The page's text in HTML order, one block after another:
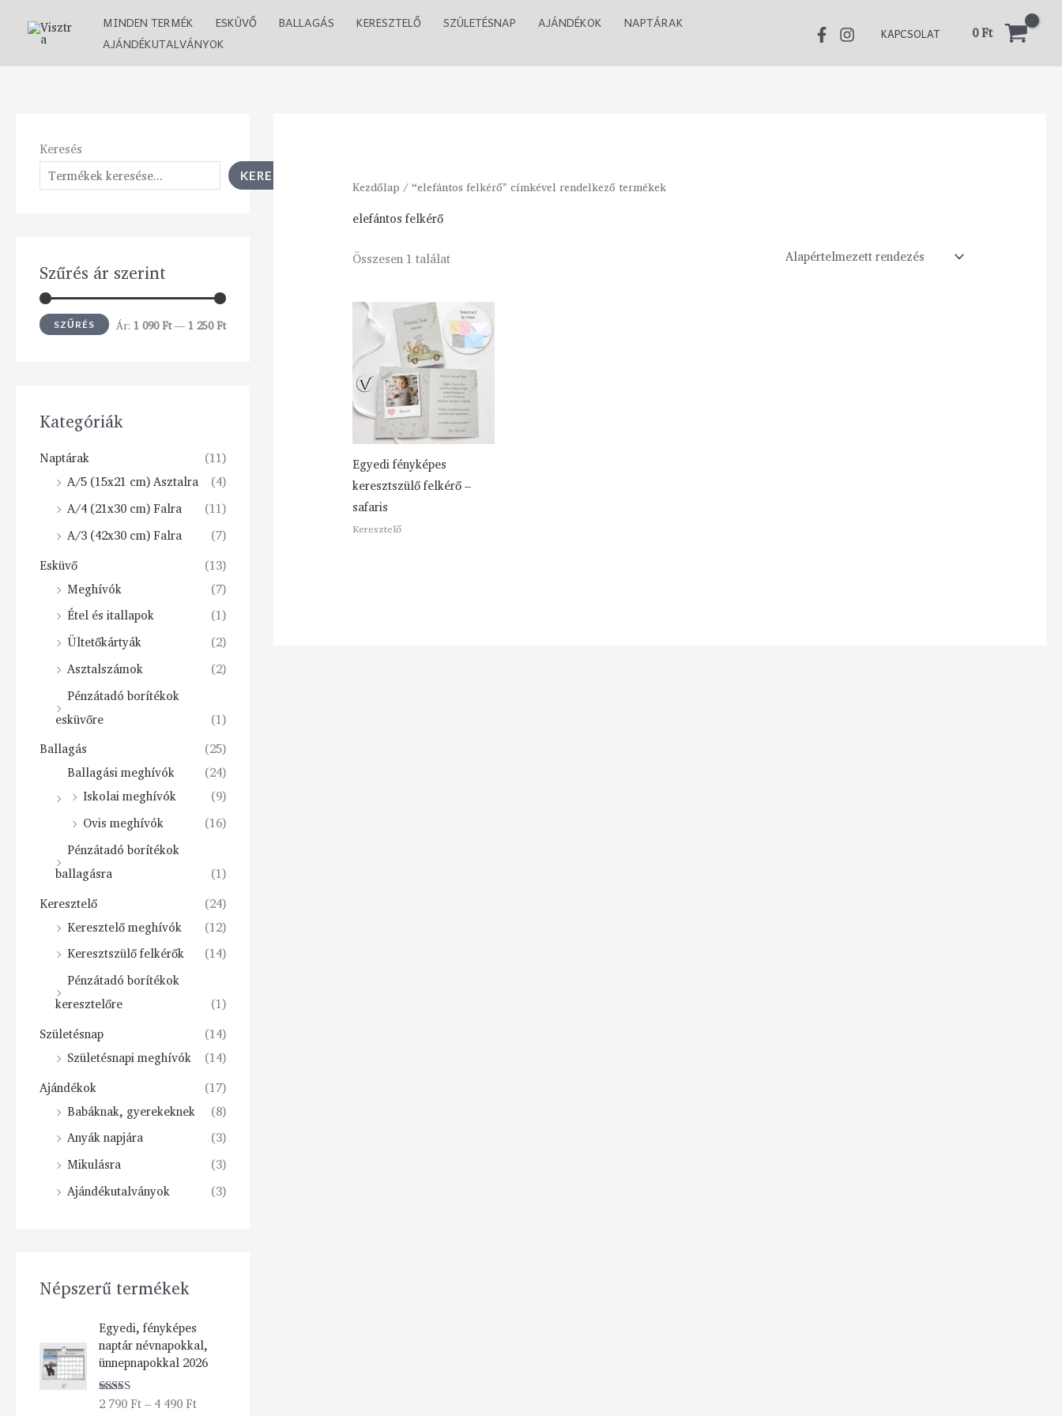
MINDEN TERMÉK ESKÜVŐ BALLAGÁS KERESZTELŐ SZÜLETÉSNAP AJÁNDÉKOK
NAPTÁRAK
AJÁNDÉKUTALVÁNYOK
KAPCSOLAT 0Ft
Keresés
KERESÉS
Szűrés ár szerint
SZŰRÉS Ár: 1 090 Ft—1 250 Ft
Kategóriák
Naptárak
(11)
A/5 (15x21 cm) Asztalra
(4)
A/4 (21x30 cm) Falra
(11)
A/3 (42x30 cm) Falra
(7)
Esküvő
(13)
Meghívók
(7)
Étel és itallapok
(1)
Ültetőkártyák
(2)
Asztalszámok
(2)
Pénzátadó borítékok
esküvőre
(1)
Ballagás
(25)
Ballagási meghívók
(24)
Iskolai meghívók
(9)
Ovis meghívók
(16)
Pénzátadó borítékok
ballagásra
(1)
Keresztelő
(24)
Keresztelő meghívók
(12)
Keresztszülő felkérők
(14)
Pénzátadó borítékok
keresztelőre
(1)
Születésnap
(14)
Születésnapi meghívók
(14)
Ajándékok
(17)
Babáknak, gyerekeknek
(8)
Anyák napjára
(3)
Mikulásra
(3)
Ajándékutalványok
(3)
Népszerű termékek
Egyedi, fényképes
naptár névnapokkal,
ünnepnapokkal 2026
Értékelés:
2 790 Ft– 4 490 Ft
t
a
t
Kezdőlap / “elefántos felkérő” címkével rendelkező termékek
elefántos felkérő
Összesen 1 találat
Egyedi fényképes
keresztszülő felkérő –
safaris
Keresztelő